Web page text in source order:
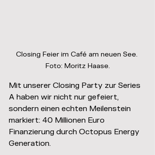
Closing Feier im Café am neuen See.
Foto: Moritz Haase.
Mit unserer Closing Party zur Series
A haben wir nicht nur gefeiert,
sondern einen echten Meilenstein
markiert: 40 Millionen Euro
Finanzierung durch Octopus Energy
Generation.